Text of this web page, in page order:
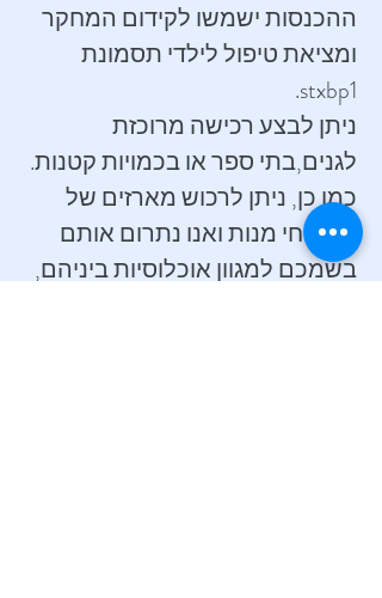
ההכנסות ישמשו לקידום המחקר
ומציאת טיפול לילדי תסמונת
stxbp1.
ניתן לבצע רכישה מרוכזת
לגנים,בתי ספר או בכמויות קטנות.
כמו כן, ניתן לרכוש מארזים של
משלוחי מנות ואנו נתרום אותם
בשמכם למגוון אוכלוסיות ביניהם,